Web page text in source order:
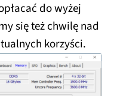
do wyżej
się też chwilę nad
korzyści.